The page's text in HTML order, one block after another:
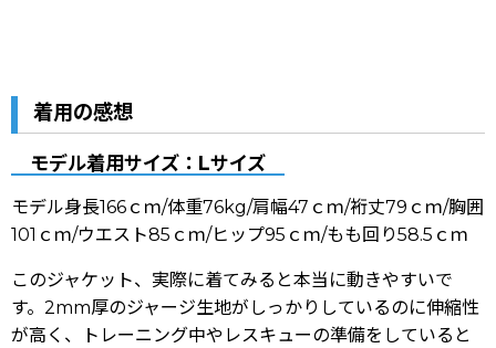
着用の感想
モデル着用サイズ：Lサイズ
モデル身長166ｃｍ/体重76kg/肩幅47ｃｍ/裄丈79ｃｍ/胸囲
101ｃｍ/ウエスト85ｃｍ/ヒップ95ｃｍ/もも回り58.5ｃｍ
このジャケット、実際に着てみると本当に動きやすいで
す。2mm厚のジャージ生地がしっかりしているのに伸縮性
が高く、トレーニング中やレスキューの準備をしていると